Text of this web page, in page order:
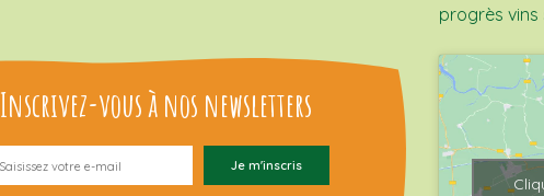
progrès vins
Inscrivez-vous à nos newsletters